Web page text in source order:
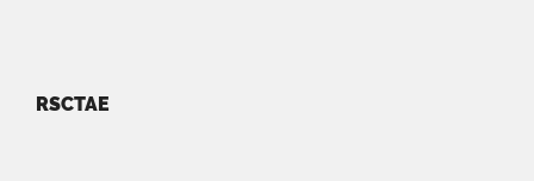
RSCTAE